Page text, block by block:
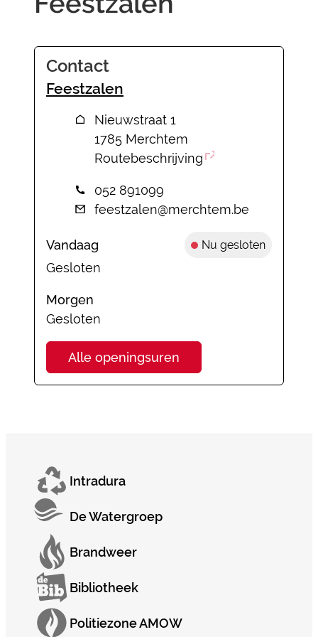
Contact
Feestzalen
Adres
Nieuwstraat 1
,1785 Merchtem
Routebeschrijving
052 891099
E-mail
feestzalen@merchtem.be
Vandaag Nu gesloten
Gesloten
Morgen
Gesloten
Alle openingsuren
Intradura
De Watergroep
Brandweer
Bibliotheek
Politiezone AMOW